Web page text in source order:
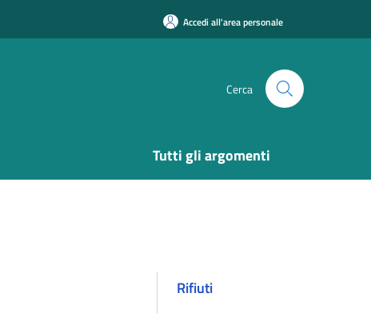
Accedi all'area personale
Cerca
Tutti gli argomenti
Rifiuti